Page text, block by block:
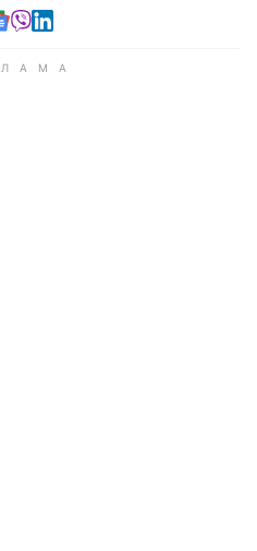
у Telegram
у Facebook
у X
Читайте у Google news
Читайте у Viber
Читайте у LinkedIn